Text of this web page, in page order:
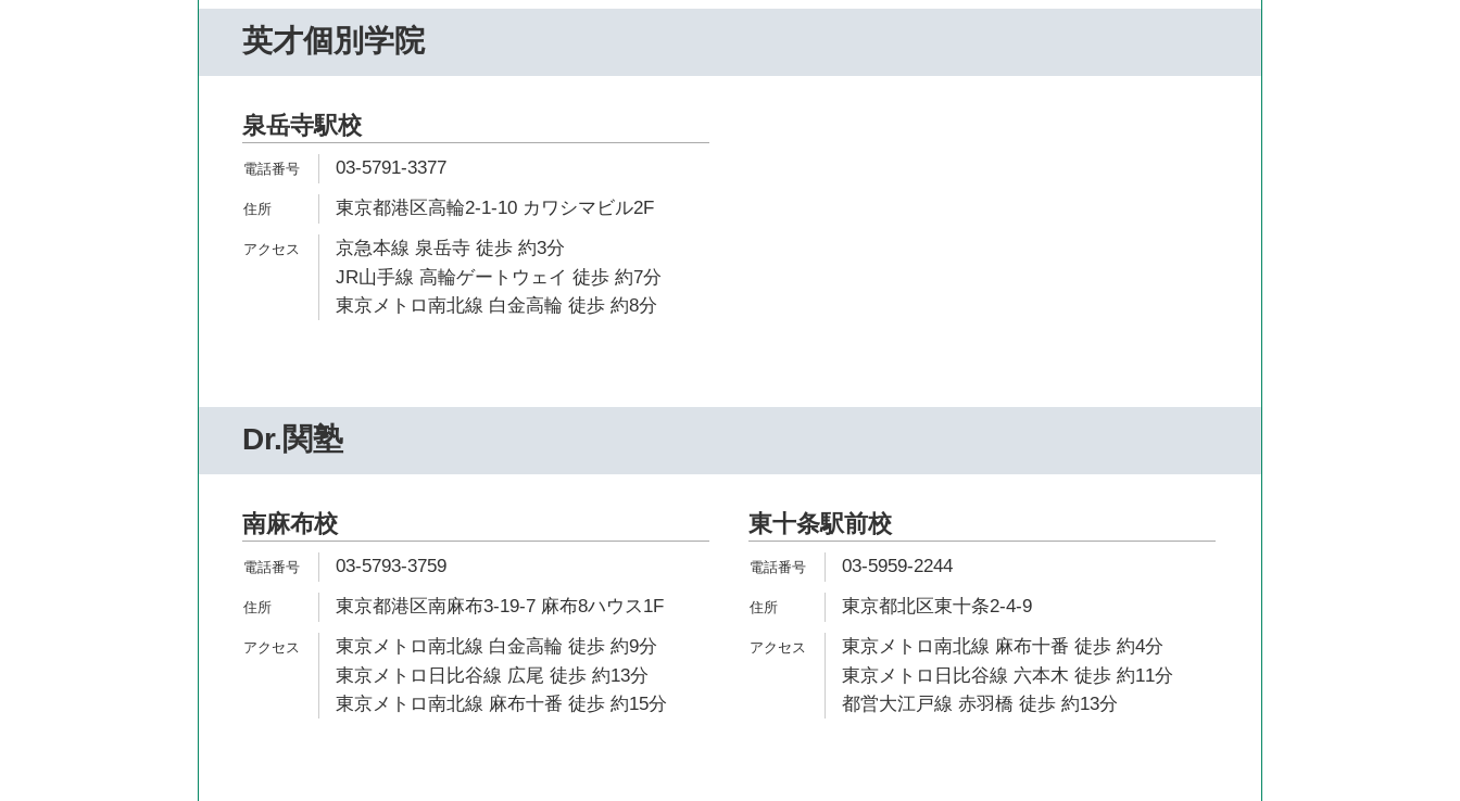
英才個別学院
泉岳寺駅校
03-5791-3377
東京都港区高輪2-1-10 カワシマビル2F
京急本線 泉岳寺 徒歩 約3分
JR山手線 高輪ゲートウェイ 徒歩 約7分
東京メトロ南北線 白金高輪 徒歩 約8分
Dr.関塾
南麻布校
03-5793-3759
東京都港区南麻布3-19-7 麻布8ハウス1F
東京メトロ南北線 白金高輪 徒歩 約9分
東京メトロ日比谷線 広尾 徒歩 約13分
東京メトロ南北線 麻布十番 徒歩 約15分
東十条駅前校
03-5959-2244
東京都北区東十条2-4-9
東京メトロ南北線 麻布十番 徒歩 約4分
東京メトロ日比谷線 六本木 徒歩 約11分
都営大江戸線 赤羽橋 徒歩 約13分